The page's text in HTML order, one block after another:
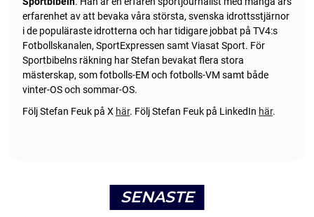
erfarenhet av att bevaka våra största, svenska idrottsstjärnor
i de populäraste idrotterna och har tidigare jobbat på TV4:s
Fotbollskanalen, SportExpressen samt Viasat Sport. För
Sportbibelns räkning har Stefan bevakat flera stora
mästerskap, som fotbolls-EM och fotbolls-VM samt både
vinter-OS och sommar-OS.
Följ Stefan Feuk på X här. Följ Stefan Feuk på LinkedIn här.
SENASTE